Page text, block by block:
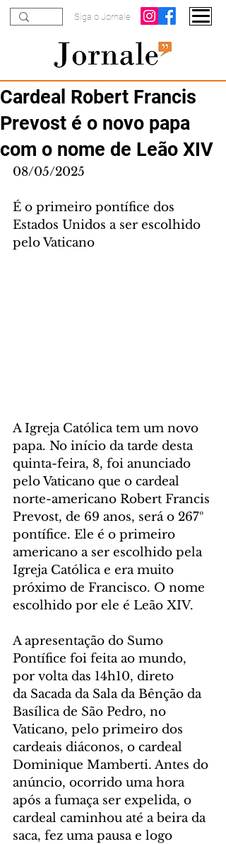
Siga o Jornale
Cardeal Robert Francis
Prevost é o novo papa
com o nome de Leão XIV
08/05/2025
É o primeiro pontífice dos
Estados Unidos a ser escolhido
pelo Vaticano
A Igreja Católica tem um novo
papa. No início da tarde desta
quinta-feira, 8, foi anunciado
pelo Vaticano que o cardeal
norte-americano Robert Francis
Prevost, de 69 anos, será o 267º
pontífice. Ele é o primeiro
americano a ser escolhido pela
Igreja Católica e era muito
próximo de Francisco. O nome
escolhido por ele é Leão XIV.
A apresentação do Sumo
Pontífice foi feita ao mundo,
por volta das 14h10, direto
da Sacada da Sala da Bênção da
Basílica de São Pedro, no
Vaticano, pelo primeiro dos
cardeais diáconos, o cardeal
Dominique Mamberti. Antes do
anúncio, ocorrido uma hora
após a fumaça ser expelida, o
cardeal caminhou até a beira da
saca, fez uma pausa e logo